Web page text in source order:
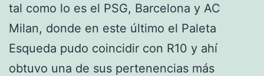
tal como lo es el PSG, Barcelona y AC
Milan, donde en este último el Paleta
Esqueda pudo coincidir con R10 y ahí
obtuvo una de sus pertenencias más